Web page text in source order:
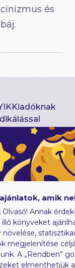
cinizmus és
báj.
Kiadóknak
fenntartva.
amik
Olvasó! Annak
illő könyveket
növelése,
megjelenítése
A „Rendben”
elmenthetjük